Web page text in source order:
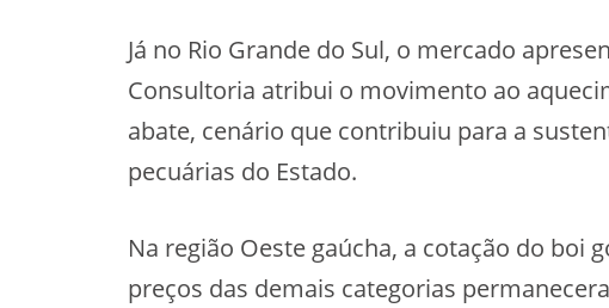
Já no Rio Grande do Sul, o mercado
Consultoria atribui o movimento ao
abate, cenário que contribuiu para a
pecuárias do Estado.
Na região Oeste gaúcha, a cotação do boi
preços das demais categorias